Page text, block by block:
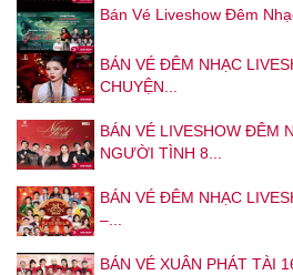
Bán Vé Liveshow Đêm
BÁN VÉ ĐÊM NHẠC
CHUYỆN...
BÁN VÉ LIVESHOW ĐÊM
NGƯỜI TÌNH 8...
BÁN VÉ ĐÊM NHẠC
–...
BÁN VÉ XUÂN PHÁT TÀI